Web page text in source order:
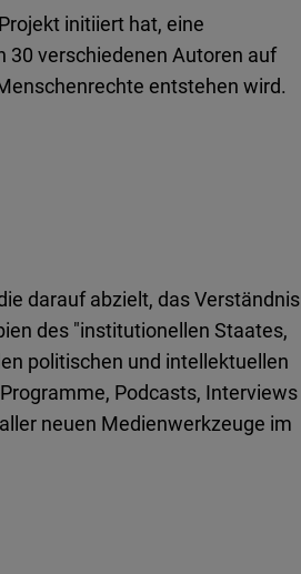
initiiert hat, eine
30 verschiedenen Autoren auf
entstehen wird.
darauf abzielt, das Verständnis
des "institutionellen Staates,
politischen und intellektuellen
Podcasts, Interviews
neuen Medienwerkzeuge im